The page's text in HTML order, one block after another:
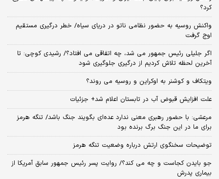
کرد؟
واکنش روسیه به حضور نظامی ناتو در دریای سیاه/ خطر درگیری مستقیم
اوج گرفت
اگر جلیلی رئیس جمهور می شد، چه اتفاقی می افتاد؟/ رشیدی کوچی: تا
آخرین لحظه تلاش کردیم از درگیری جلوگیری شود
ویتکاف و کوشنر به اوکراین و روسیه می روند؟
علت افزایش قبوض آب در تابستان اعلام شد+ جزئیات
مرعشی: با حضور رهبری معنی ندارد عده‌ای بگویند جنگ باشد/ تنگه هرمز
برای ما در این جنگ برگ برنده بود
توضیحات سخنگوی ارتش درباره وضعیت تنگه هرمز
جو بایدن کجاست و چه می کند؟/ روایت پسر رئیس جمهور سابق آمریکا از
بیماری پدرش